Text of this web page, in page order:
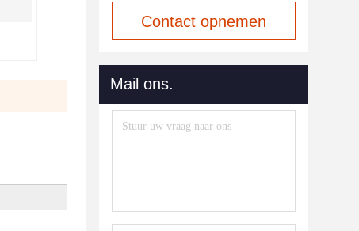
Contact opnemen
Mail ons.